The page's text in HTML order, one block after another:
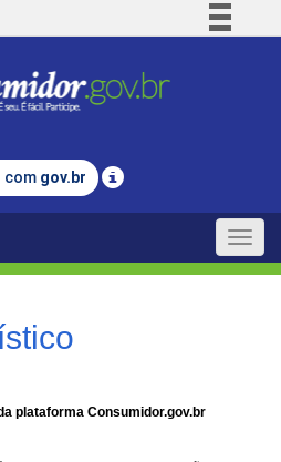
Comunica BR
Legislação
com gov.br
Toggle
plataforma Consumidor.gov.br